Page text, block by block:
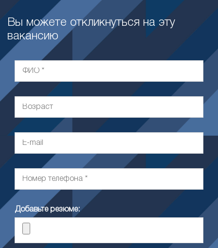
Вы можете откликнуться на эту
вакансию
Добавьте резюме: